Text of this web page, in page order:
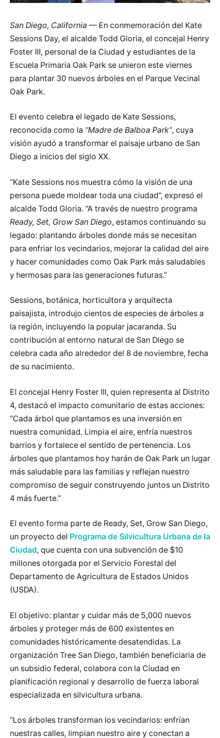
San Diego, California — En conmemoración del Kate
Sessions Day, el alcalde Todd Gloria, el concejal Henry
Foster III, personal de la Ciudad y estudiantes de la
Escuela Primaria Oak Park se unieron este viernes
para plantar 30 nuevos árboles en el Parque Vecinal
Oak Park.
El evento celebra el legado de Kate Sessions,
reconocida como la “Madre de Balboa Park”, cuya
visión ayudó a transformar el paisaje urbano de San
Diego a inicios del siglo XX.
“Kate Sessions nos muestra cómo la visión de una
persona puede moldear toda una ciudad”, expresó el
alcalde Todd Gloria. “A través de nuestro programa
Ready, Set, Grow San Diego, estamos continuando su
legado: plantando árboles donde más se necesitan
para enfriar los vecindarios, mejorar la calidad del aire
y hacer comunidades como Oak Park más saludables
y hermosas para las generaciones futuras.”
Sessions, botánica, horticultora y arquitecta
paisajista, introdujo cientos de especies de árboles a
la región, incluyendo la popular jacaranda. Su
contribución al entorno natural de San Diego se
celebra cada año alrededor del 8 de noviembre, fecha
de su nacimiento.
El concejal Henry Foster III, quien representa al Distrito
4, destacó el impacto comunitario de estas acciones:
“Cada árbol que plantamos es una inversión en
nuestra comunidad. Limpia el aire, enfría nuestros
barrios y fortalece el sentido de pertenencia. Los
árboles que plantamos hoy harán de Oak Park un lugar
más saludable para las familias y reflejan nuestro
compromiso de seguir construyendo juntos un Distrito
4 más fuerte.”
El evento forma parte de Ready, Set, Grow San Diego,
un proyecto del Programa de Silvicultura Urbana de la
Ciudad, que cuenta con una subvención de $10
millones otorgada por el Servicio Forestal del
Departamento de Agricultura de Estados Unidos
(USDA).
El objetivo: plantar y cuidar más de 5,000 nuevos
árboles y proteger más de 600 existentes en
comunidades históricamente desatendidas. La
organización Tree San Diego, también beneficiaria de
un subsidio federal, colabora con la Ciudad en
planificación regional y desarrollo de fuerza laboral
especializada en silvicultura urbana.
“Los árboles transforman los vecindarios: enfrían
nuestras calles, limpian nuestro aire y conectan a